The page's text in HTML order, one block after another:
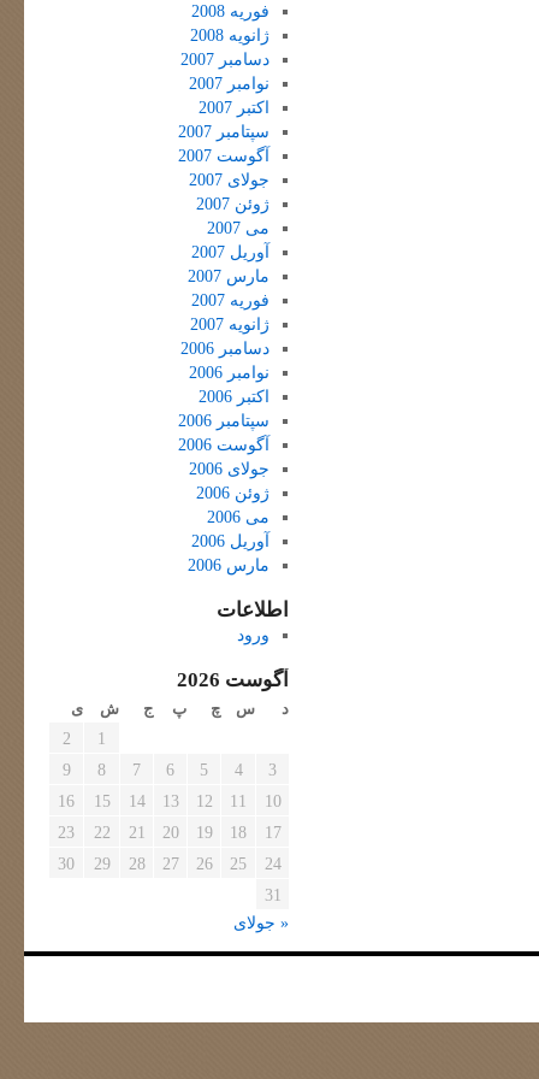
فوریه 2008
ژانویه 2008
دسامبر 2007
نوامبر 2007
اکتبر 2007
سپتامبر 2007
آگوست 2007
جولای 2007
ژوئن 2007
می 2007
آوریل 2007
مارس 2007
فوریه 2007
ژانویه 2007
دسامبر 2006
نوامبر 2006
اکتبر 2006
سپتامبر 2006
آگوست 2006
جولای 2006
ژوئن 2006
می 2006
آوریل 2006
مارس 2006
اطلاعات
ورود
آگوست 2026
د س چ پ ج ش ی
1
2
3
4
5
6
7
8
9
10
11
12
13
14
15
16
17
18
19
20
21
22
23
24
25
26
27
28
29
30
31
« جولای